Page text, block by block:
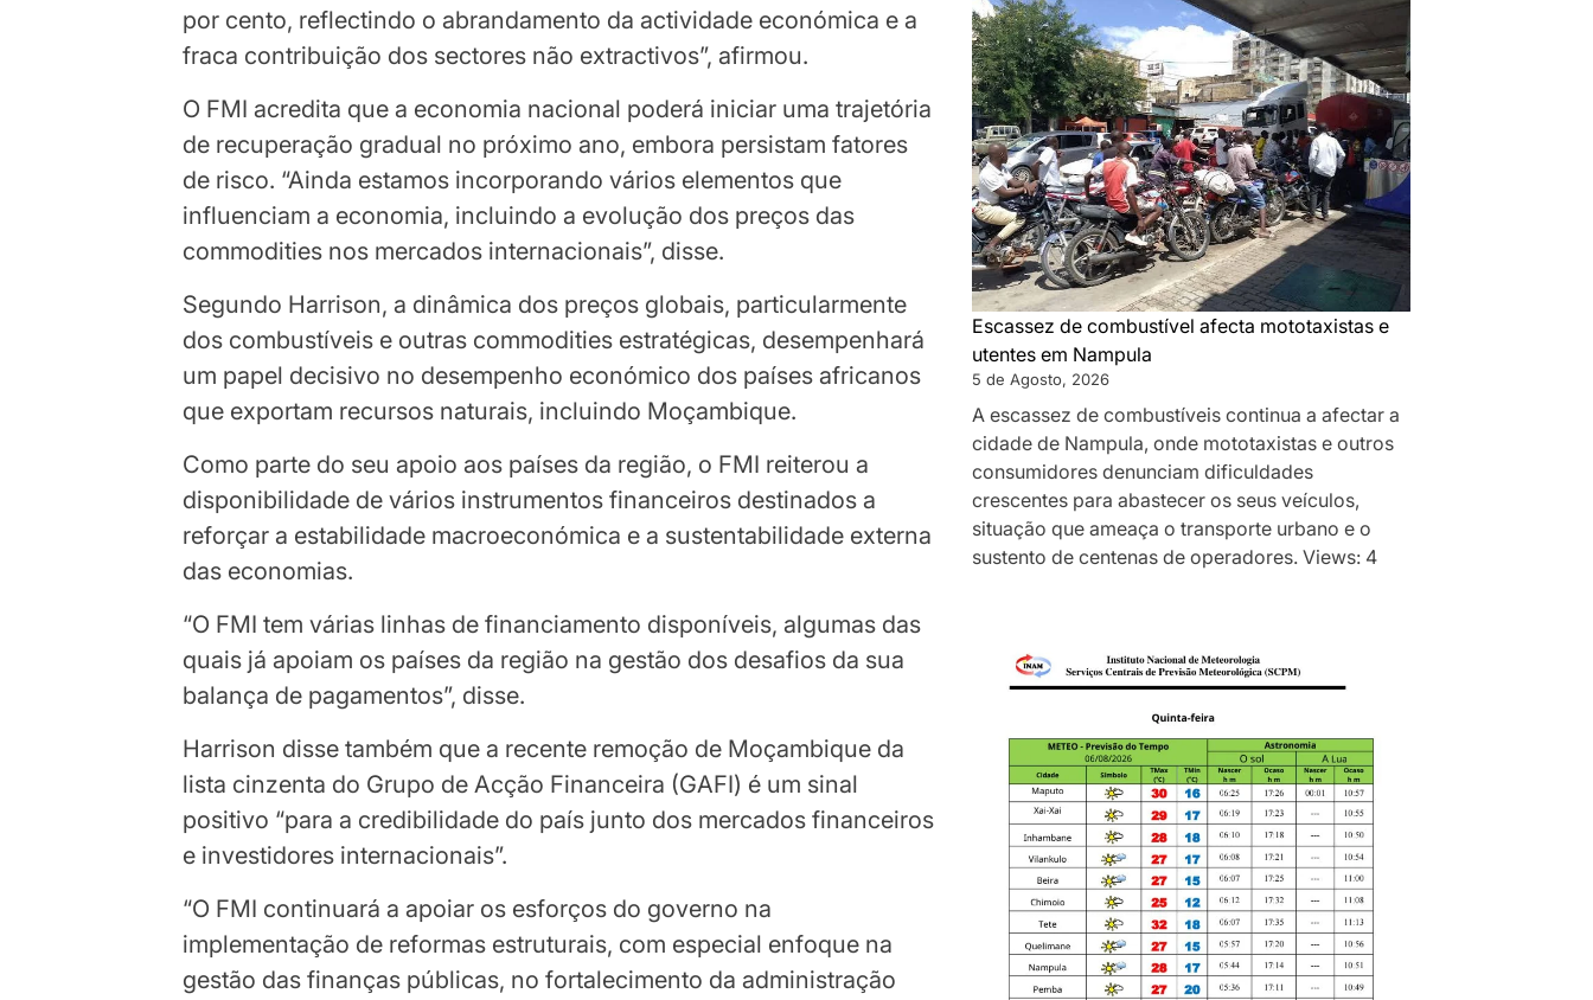
por cento, reflectindo o abrandamento da actividade económica e a
fraca contribuição dos sectores não extractivos”, afirmou.
O FMI acredita que a economia nacional poderá iniciar uma trajetória
de recuperação gradual no próximo ano, embora persistam fatores
de risco. “Ainda estamos incorporando vários elementos que
influenciam a economia, incluindo a evolução dos preços das
commodities nos mercados internacionais”, disse.
Segundo Harrison, a dinâmica dos preços globais, particularmente
dos combustíveis e outras commodities estratégicas, desempenhará
um papel decisivo no desempenho económico dos países africanos
que exportam recursos naturais, incluindo Moçambique.
Como parte do seu apoio aos países da região, o FMI reiterou a
disponibilidade de vários instrumentos financeiros destinados a
reforçar a estabilidade macroeconómica e a sustentabilidade externa
das economias.
“O FMI tem várias linhas de financiamento disponíveis, algumas das
quais já apoiam os países da região na gestão dos desafios da sua
balança de pagamentos”, disse.
Harrison disse também que a recente remoção de Moçambique da
lista cinzenta do Grupo de Acção Financeira (GAFI) é um sinal
positivo “para a credibilidade do país junto dos mercados financeiros
e investidores internacionais”.
“O FMI continuará a apoiar os esforços do governo na
implementação de reformas estruturais, com especial enfoque na
gestão das finanças públicas, no fortalecimento da administração
Escassez de combustível afecta mototaxistas e
utentes em Nampula
5 de Agosto, 2026
A escassez de combustíveis continua a afectar a
cidade de Nampula, onde mototaxistas e outros
consumidores denunciam dificuldades
crescentes para abastecer os seus veículos,
situação que ameaça o transporte urbano e o
sustento de centenas de operadores. Views: 4